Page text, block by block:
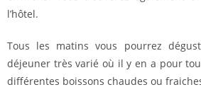
l’hôtel.
Tous les matins vous pourrez
déjeuner très varié où il y en a pour
différentes boissons chaudes ou